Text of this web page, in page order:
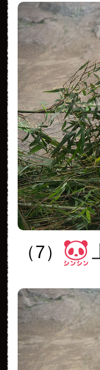
（7）